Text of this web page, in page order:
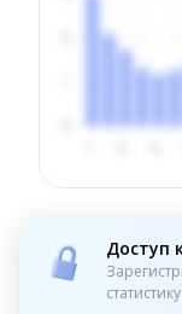
Доступ
статистику